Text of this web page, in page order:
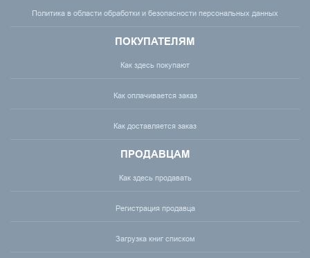
Политика в области обработки и безопасности персональных данных
ПОКУПАТЕЛЯМ
Как здесь покупают
Как оплачивается заказ
Как доставляется заказ
ПРОДАВЦАМ
Как здесь продавать
Регистрация продавца
Загрузка книг списком